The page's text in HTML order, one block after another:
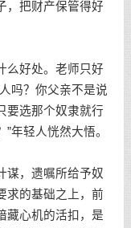
，把财产保管得好
好处。老师只好
吗？你父亲不是说
要选那个奴隶就行
年轻人恍然大悟。
，遗嘱所给予奴
求的基础之上，前
藏心机的活扣，是